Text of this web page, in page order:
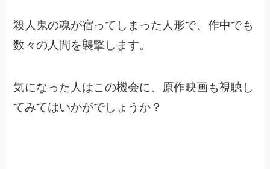
殺人鬼の魂が宿ってしまった人形で、作中でも
数々の人間を襲撃します。
気になった人はこの機会に、原作映画も視聴し
てみてはいかがでしょうか？